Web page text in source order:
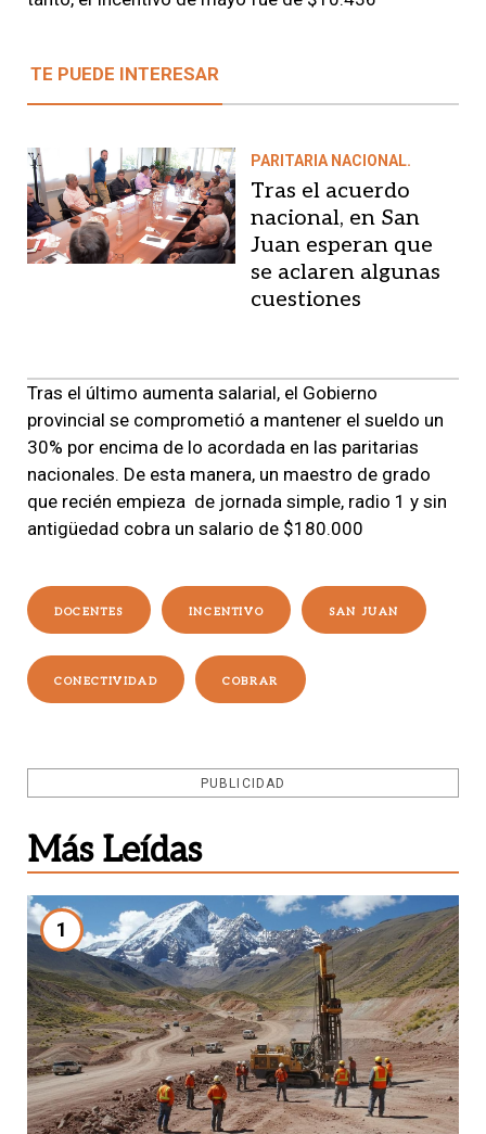
TE PUEDE INTERESAR
PARITARIA NACIONAL.
Tras el acuerdo
nacional, en San
Juan esperan que
se aclaren algunas
cuestiones
Tras el último aumenta salarial, el Gobierno
provincial se comprometió a mantener el sueldo un
30% por encima de lo acordada en las paritarias
nacionales. De esta manera, un maestro de grado
que recién empieza de jornada simple, radio 1 y sin
antigüedad cobra un salario de $180.000
DOCENTES INCENTIVO SAN JUAN
CONECTIVIDAD COBRAR
PUBLICIDAD
Más Leídas
1